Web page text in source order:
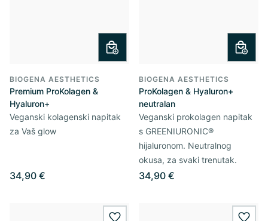
BIOGENA AESTHETICS
Premium ProKolagen &
Hyaluron+
Veganski kolagenski napitak
za Vaš glow
34,90 €
BIOGENA AESTHETICS
ProKolagen & Hyaluron+
neutralan
Veganski prokolagen napitak
s GREENIURONIC®
hijaluronom. Neutralnog
okusa, za svaki trenutak.
34,90 €